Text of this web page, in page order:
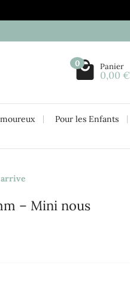
0 Panier
0,00 €
Pour les Enfants
arrive
– Mini nous